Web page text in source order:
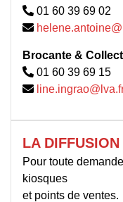
01 60 39 69 02
Brocante &
01 60 39 69 15
LA
Pour toute
kiosques
et points de ventes.